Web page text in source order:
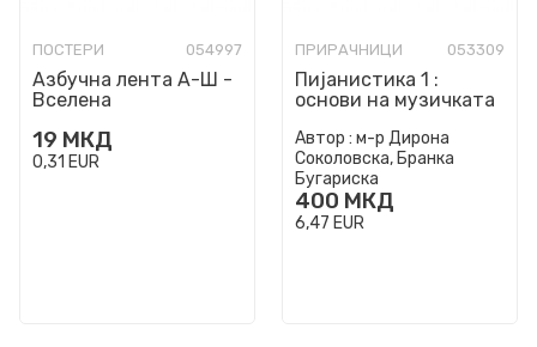
ПОСТЕРИ 054997
Азбучна лента А-Ш -
Вселена
19 МКД
0,31 EUR
ПРИРАЧНИЦИ 053309
Пијанистика 1 :
основи на музичката
Автор : м-р Дирона
Соколовска, Бранка
Бугариска
400 МКД
6,47 EUR